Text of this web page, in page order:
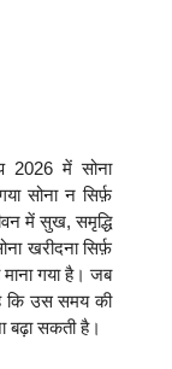
2026 में सोना
सोना न सिर्फ़
में सुख, समृद्धि
खरीदना सिर्फ़
गया है। जब
कि उस समय की
बढ़ा सकती है।